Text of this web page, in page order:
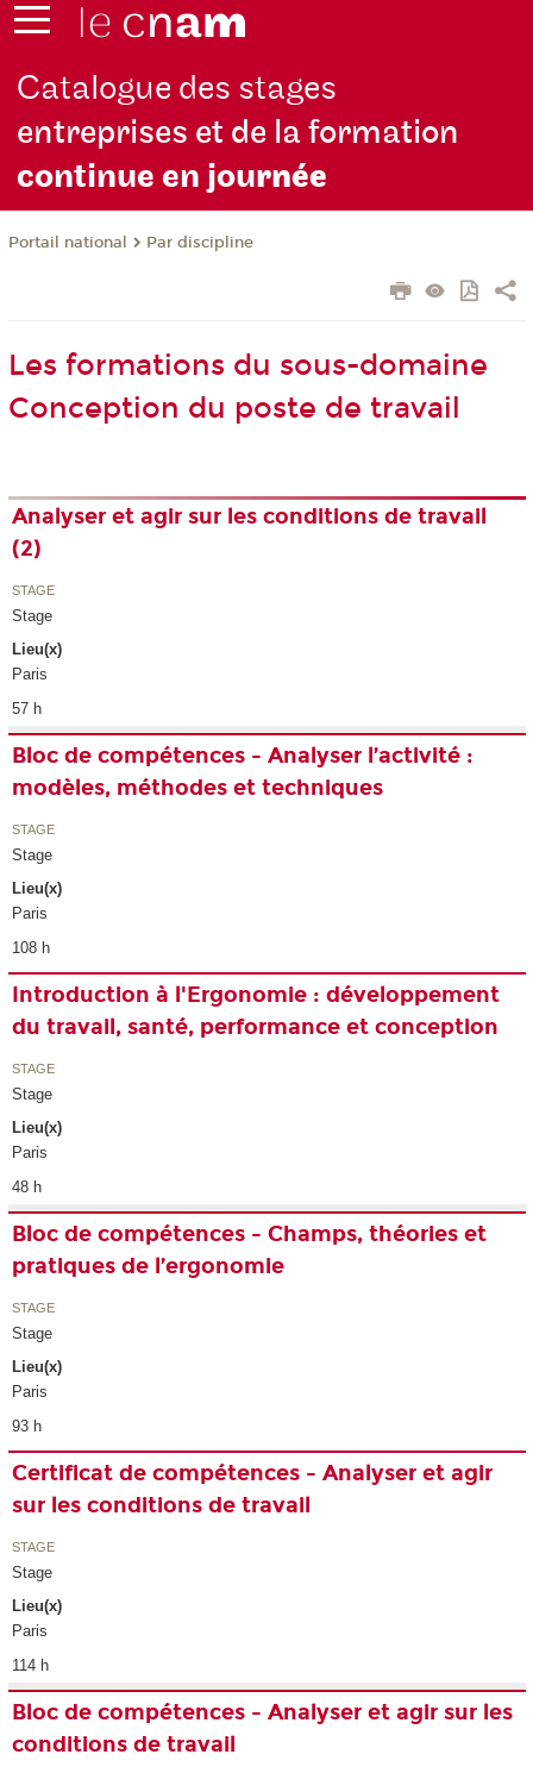
Catalogue des stages
entreprises et de la formation
continue en journée
Portail national Par discipline
Les formations du sous-domaine
Conception du poste de travail
Analyser et agir sur les conditions de travail
(2)
STAGE
Stage
Lieu(x)
Paris
57 h
Bloc de compétences - Analyser l’activité :
modèles, méthodes et techniques
STAGE
Stage
Lieu(x)
Paris
108 h
Introduction à l'Ergonomie : développement
du travail, santé, performance et conception
STAGE
Stage
Lieu(x)
Paris
48 h
Bloc de compétences - Champs, théories et
pratiques de l’ergonomie
STAGE
Stage
Lieu(x)
Paris
93 h
Certificat de compétences - Analyser et agir
sur les conditions de travail
STAGE
Stage
Lieu(x)
Paris
114 h
Bloc de compétences - Analyser et agir sur les
conditions de travail